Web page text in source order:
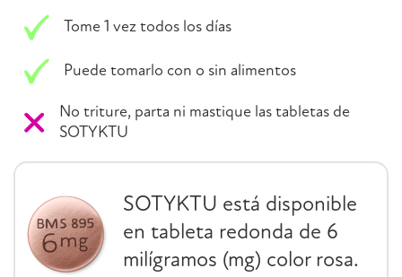
Tome 1 vez todos los días
Puede tomarlo con o sin alimentos
No triture, parta ni mastique las tabletas de
SOTYKTU
SOTYKTU está disponible
en tableta redonda de 6
milígramos (mg) color rosa.